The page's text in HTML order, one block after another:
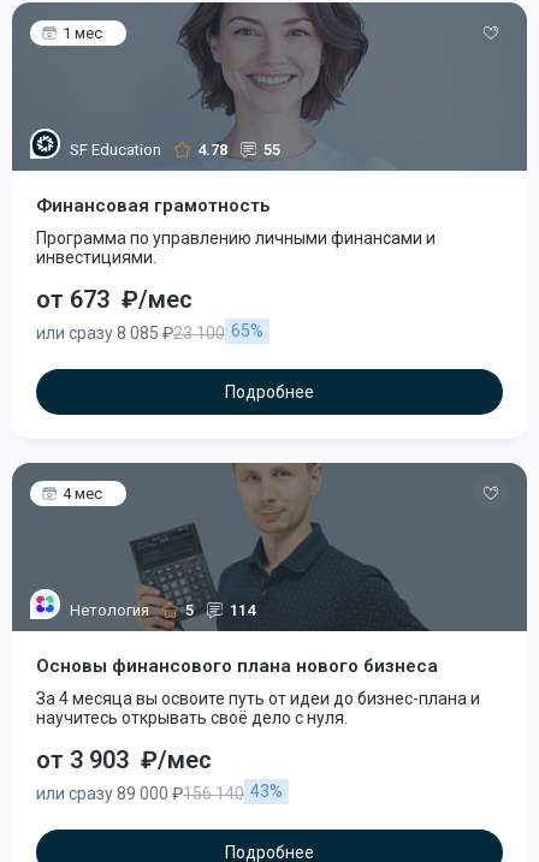
1 мес
SF Education 4.78 55
Финансовая грамотность
Программа по управлению личными финансами и
инвестициями.
от 673 ₽/мес
или сразу 8 085 ₽23 100 65%
Подробнее
4 мес
Нетология 5 114
Основы финансового плана нового бизнеса
За 4 месяца вы освоите путь от идеи до бизнес-плана и
научитесь открывать своё дело с нуля.
от 3 903 ₽/мес
или сразу 89 000 ₽156 140 43%
Подробнее